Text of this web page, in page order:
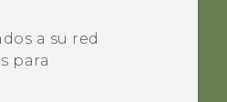
a su red
para